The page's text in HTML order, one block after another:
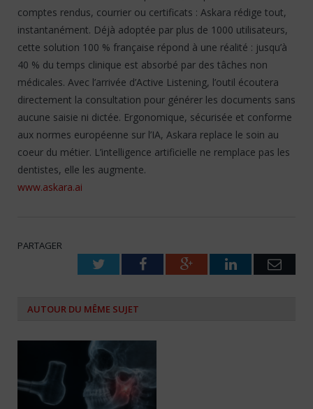
comptes rendus, courrier ou certificats : Askara rédige tout,
instantanément. Déjà adoptée par plus de 1000 utilisateurs,
cette solution 100 % française répond à une réalité : jusqu’à
40 % du temps clinique est absorbé par des tâches non
médicales. Avec l’arrivée d’Active Listening, l’outil écoutera
directement la consultation pour générer les documents sans
aucune saisie ni dictée. Ergonomique, sécurisée et conforme
aux normes européenne sur l’IA, Askara replace le soin au
coeur du métier. L’intelligence artificielle ne remplace pas les
dentistes, elle les augmente.
www.askara.ai
PARTAGER
TwitterFacebookGoogle+LinkedIn
AUTOUR DU MÊME SUJET